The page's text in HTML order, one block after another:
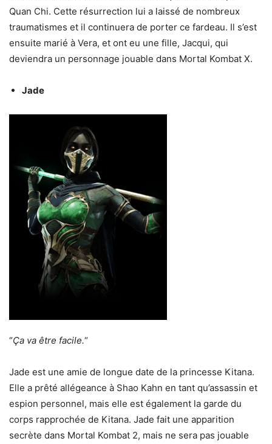
Quan Chi. Cette résurrection lui a laissé de nombreux
traumatismes et il continuera de porter ce fardeau. Il s’est
ensuite marié à Vera, et ont eu une fille, Jacqui, qui
deviendra un personnage jouable dans Mortal Kombat X.
Jade
“Ça va être facile.“
Jade est une amie de longue date de la princesse Kitana.
Elle a prêté allégeance à Shao Kahn en tant qu’assassin et
espion personnel, mais elle est également la garde du
corps rapprochée de Kitana. Jade fait une apparition
secrète dans Mortal Kombat 2, mais ne sera pas jouable